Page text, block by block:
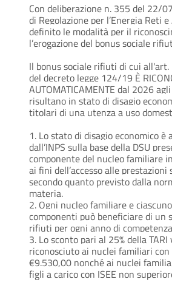
Con deliberazione n. 355 del 22/
di Regolazione per l’Energia Reti
definito le modalità per il
l’erogazione del bonus sociale
Il bonus sociale rifiuti di cui
del decreto legge 124/19 È
AUTOMATICAMENTE dal 2026
risultano in stato di disagio
titolari di una utenza a uso
1. Lo stato di disagio economico
dall’INPS sulla base della DSU
componente del nucleo familiare
ai fini dell’accesso alle prestazioni
secondo quanto previsto dalla
materia.
2. Ogni nucleo familiare e
componenti può beneficiare di un
rifiuti per ogni anno di
3. Lo sconto pari al 25% della TARI
riconosciuto ai nuclei familiari con
€9.530,00 nonché ai nuclei
figli a carico con ISEE non